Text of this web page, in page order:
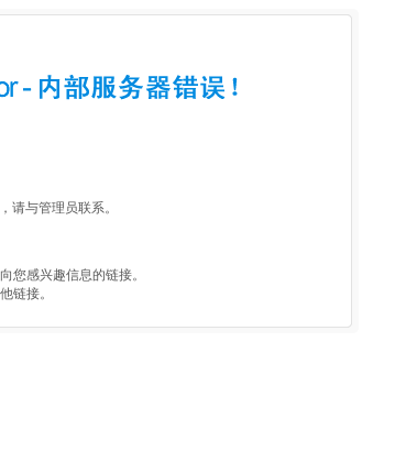
请与管理员联系。
您感兴趣信息的链接。
链接。